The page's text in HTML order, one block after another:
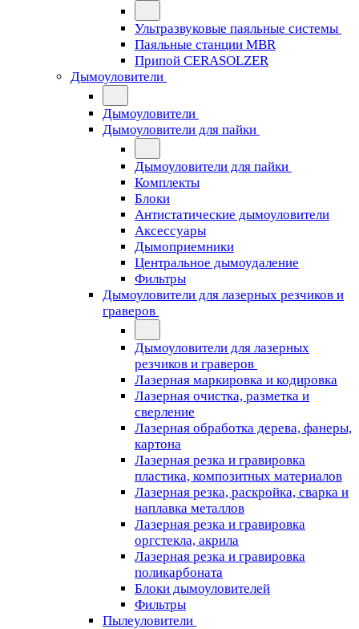
Ультразвуковые паяльные системы
Паяльные станции MBR
Припой CERASOLZER
Дымоуловители
Дымоуловители
Дымоуловители для пайки
Дымоуловители для пайки
Комплекты
Блоки
Антистатические дымоуловители
Аксессуары
Дымоприемники
Центральное дымоудаление
Фильтры
Дымоуловители для лазерных резчиков и
граверов
Дымоуловители для лазерных
резчиков и граверов
Лазерная маркировка и кодировка
Лазерная очистка, разметка и
сверление
Лазерная обработка дерева, фанеры,
картона
Лазерная резка и гравировка
пластика, композитных материалов
Лазерная резка, раскройка, сварка и
наплавка металлов
Лазерная резка и гравировка
оргстекла, акрила
Лазерная резка и гравировка
поликарбоната
Блоки дымоуловителей
Фильтры
Пылеуловители